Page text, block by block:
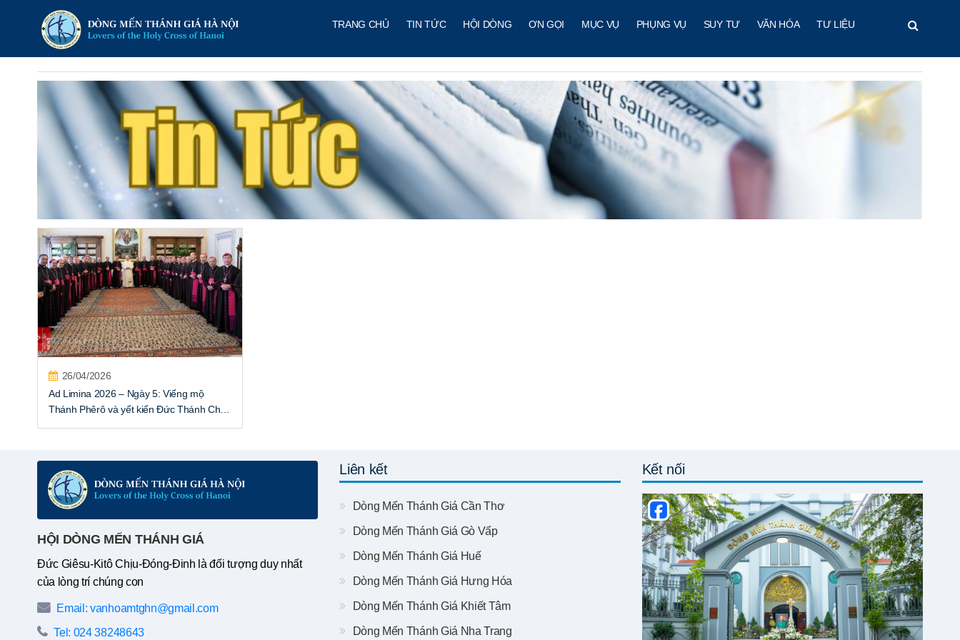
TRANG CHỦ TIN TỨC HỘI DÒNG ƠN GỌI MỤC VỤ PHỤNG VỤ SUY TƯ VĂN HÓA TƯ LIỆU
26/04/2026
Ad Limina 2026 – Ngày 5: Viếng mộ
Thánh Phêrô và yết kiến Đức Thánh Cha
HỘI DÒNG MẾN THÁNH GIÁ
Đức Giêsu-Kitô Chịu-Đóng-Đinh là đối tượng duy nhất
của lòng trí chúng con
Email: vanhoamtghn@gmail.com
Tel: 024 38248643
Liên kết
Dòng Mến Thánh Giá Cần Thơ
Dòng Mến Thánh Giá Gò Vấp
Dòng Mến Thánh Giá Huế
Dòng Mến Thánh Giá Hưng Hóa
Dòng Mến Thánh Giá Khiết Tâm
Dòng Mến Thánh Giá Nha Trang
Kết nối